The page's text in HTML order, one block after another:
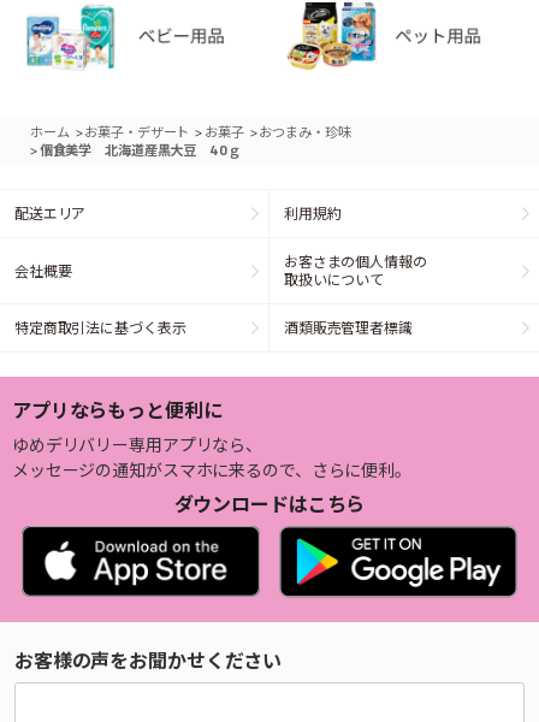
ホーム >お菓子・デザート > お菓子 >おつまみ・珍味
>個食美学 北海道産黒大豆 40ｇ
配送エリア 利用規約
会社概要
お客さまの個人情報の
取扱いについて
特定商取引法に基づく表示 酒類販売管理者標識
アプリならもっと便利に
ゆめデリバリー専用アプリなら、
メッセージの通知がスマホに来るので、さらに便利。
ダウンロードはこちら
お客様の声をお聞かせください